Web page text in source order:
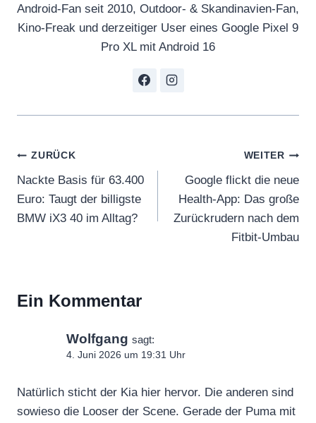
Android-Fan seit 2010, Outdoor- & Skandinavien-Fan,
Kino-Freak und derzeitiger User eines Google Pixel 9
Pro XL mit Android 16
Beitragsnavigation
ZURÜCK
Nackte Basis für 63.400
Euro: Taugt der billigste
BMW iX3 40 im Alltag?
WEITER
Google flickt die neue
Health-App: Das große
Zurückrudern nach dem
Fitbit-Umbau
Ein Kommentar
Wolfgang sagt:
4. Juni 2026 um 19:31 Uhr
Natürlich sticht der Kia hier hervor. Die anderen sind
sowieso die Looser der Scene. Gerade der Puma mit